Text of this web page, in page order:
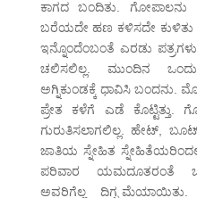
ಕಾಗದ ಬಂದಿತು.
ಬರೆಯದೇ ಹಣ ಕಳಿಸದೇ ಕುಳಿತು
ಇನ್ನೊಂದೆಂಬಂತೆ ಎರಡು
ಚಲಿಸಲಿಲ್ಲ. ಮುಂದಿನ
ಅಗ್ನಿಕುಂಡಕ್ಕೆ ಧಾವಿಸಿ ಬಂದನು.
ಪ್ರೇತ ಕಳೆಗೆ ಎಡೆ ಕೊಟ್ಟಿತ್ತು.
ಗುರುತಿಸಲಾಗಲಿಲ್ಲ. ಹೇಟ್,
ಜಾತಿಯ ಸ್ನೇಹಿತ
ಪರಿವಾರ ಯಮದೂತರಂತೆ
ಅವರಿಗೆಲ್ಲ